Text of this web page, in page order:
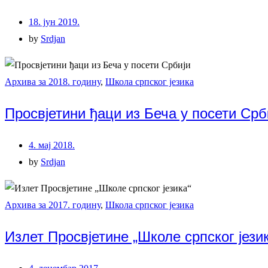
18. јун 2019.
by Srdjan
Архива за 2018. годину, Школа српског језика
Просвјетини ђаци из Беча у посети
4. мај 2018.
by Srdjan
Архива за 2017. годину, Школа српског језика
Излет Просвјетине „Школе српског